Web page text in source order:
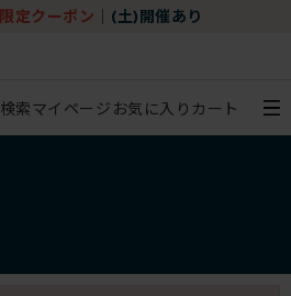
限定クーポン (土)開催あり
検索マイページ お気に入り カート